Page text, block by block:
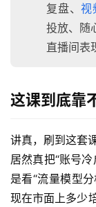
复盘、视
投放、随
直播间表
这课到底靠
讲真，刷到这套
居然真把“账号
是看“流量模型
现在市面上多少